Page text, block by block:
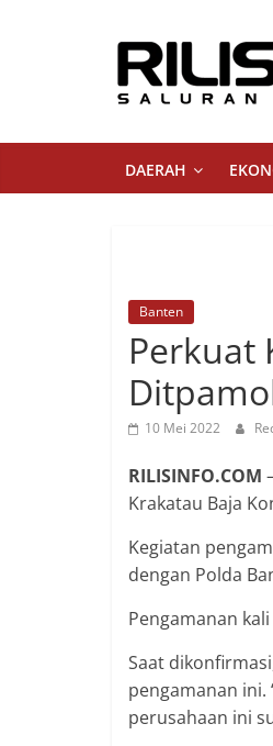
Rilis
Info
DAERAH
Banten
Perkuat
10 Mei 2022
RILISINFO.COM
Krakatau Baja
Kegiatan
dengan Polda
Pengamanan
Saat
pengamanan ini.
perusahaan ini